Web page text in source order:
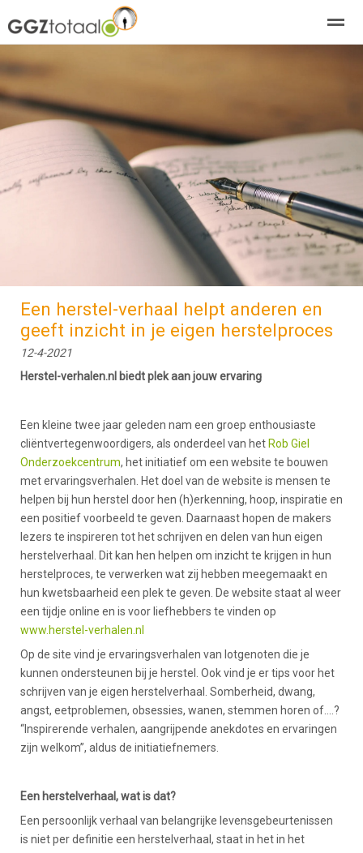
over GGZTotaal
Nieuws Zoeken E-
Een herstel-verhaal helpt anderen en
geeft inzicht in je eigen herstelproces
12-4-2021
Herstel-verhalen.nl biedt plek aan jouw ervaring
Een kleine twee jaar geleden nam een groep enthousiaste
cliëntvertegenwoordigers, als onderdeel van het Rob Giel
Onderzoekcentrum, het initiatief om een website te bouwen
met ervaringsverhalen. Het doel van de website is mensen te
helpen bij hun herstel door hen (h)erkenning, hoop, inspiratie en
een positief voorbeeld te geven. Daarnaast hopen de makers
lezers te inspireren tot het schrijven en delen van hun eigen
herstelverhaal. Dit kan hen helpen om inzicht te krijgen in hun
herstelproces, te verwerken wat zij hebben meegemaakt en
hun kwetsbaarheid een plek te geven. De website staat al weer
een tijdje online en is voor liefhebbers te vinden op
www.herstel-verhalen.nl
Op de site vind je ervaringsverhalen van lotgenoten die je
kunnen ondersteunen bij je herstel. Ook vind je er tips voor het
schrijven van je eigen herstelverhaal. Somberheid, dwang,
angst, eetproblemen, obsessies, wanen, stemmen horen of....?
“Inspirerende verhalen, aangrijpende anekdotes en ervaringen
zijn welkom”, aldus de initiatiefnemers.
Een herstelverhaal, wat is dat?
Een persoonlijk verhaal van belangrijke levensgebeurtenissen
is niet per definitie een herstelverhaal, staat in het in het